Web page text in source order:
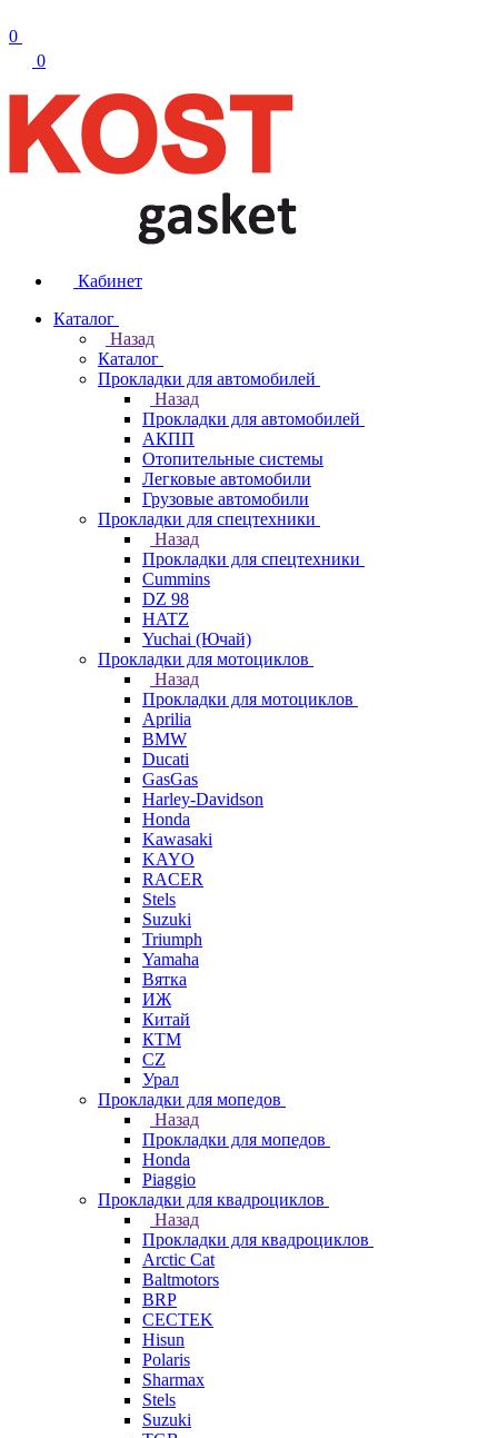
0
0
Кабинет
Каталог
Назад
Каталог
Прокладки для автомобилей
Назад
Прокладки для автомобилей
АКПП
Отопительные системы
Легковые автомобили
Грузовые автомобили
Прокладки для спецтехники
Назад
Прокладки для спецтехники
Cummins
DZ 98
HATZ
Yuchai (Ючай)
Прокладки для мотоциклов
Назад
Прокладки для мотоциклов
Aprilia
BMW
Ducati
GasGas
Harley-Davidson
Honda
Kawasaki
KAYO
RACER
Stels
Suzuki
Triumph
Yamaha
Вятка
ИЖ
Китай
КТМ
СZ
Урал
Прокладки для мопедов
Назад
Прокладки для мопедов
Honda
Piaggio
Прокладки для квадроциклов
Назад
Прокладки для квадроциклов
Arctic Cat
Baltmotors
BRP
CECTEK
Hisun
Polaris
Sharmax
Stels
Suzuki